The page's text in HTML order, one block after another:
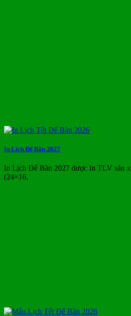
In Lịch Để Bàn 2027
In Lịch Để Bàn 2027 được In TLV sản
(24×16,